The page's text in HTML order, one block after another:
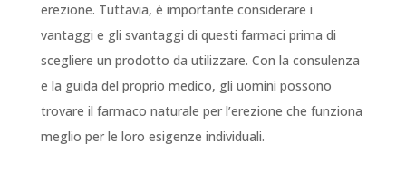
erezione. Tuttavia, è importante considerare i
vantaggi e gli svantaggi di questi farmaci prima di
scegliere un prodotto da utilizzare. Con la consulenza
e la guida del proprio medico, gli uomini possono
trovare il farmaco naturale per l’erezione che funziona
meglio per le loro esigenze individuali.